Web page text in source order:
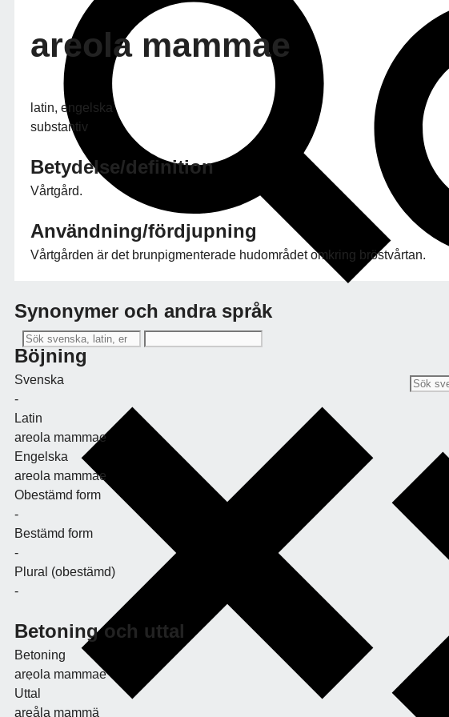
areola mammae
latin, engelska
substantiv
Betydelse/definition
Vårtgård.
Användning/fördjupning
Vårtgården är det brunpigmenterade hudområdet omkring bröstvårtan.
Synonymer och andra språk
Böjning
Svenska
-
Latin
areola mammae
Engelska
areola mammae
Obestämd form
-
Bestämd form
-
Plural (obestämd)
-
Betoning och uttal
Betoning
arẹola mammae
Uttal
arẹåla mammä